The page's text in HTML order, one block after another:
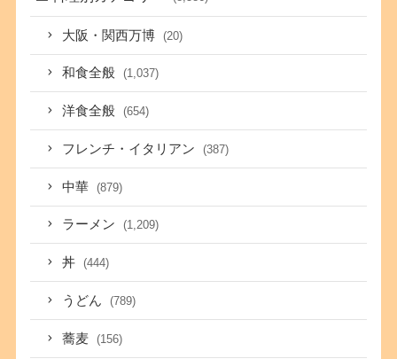
大阪・関西万博 (20)
和食全般 (1,037)
洋食全般 (654)
フレンチ・イタリアン (387)
中華 (879)
ラーメン (1,209)
丼 (444)
うどん (789)
蕎麦 (156)